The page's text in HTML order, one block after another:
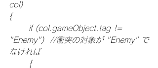
col)
{
"Enemy")  //衝突の対象が "Enemy" で
なければ
	{